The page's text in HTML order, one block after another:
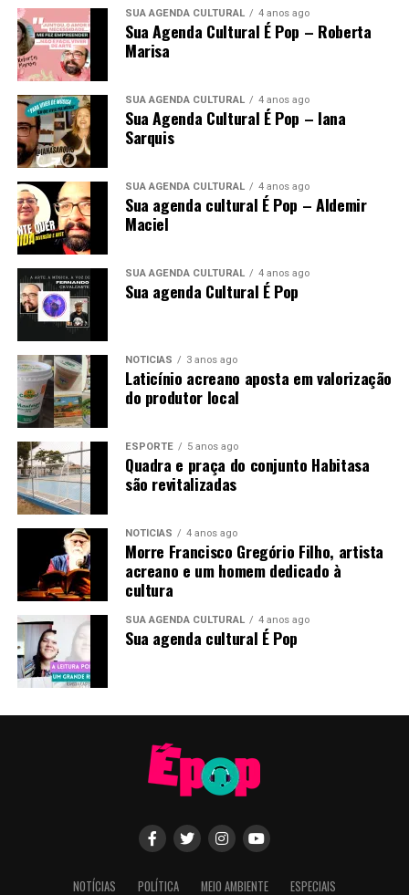
SUA AGENDA CULTURAL 4 anos ago
Sua Agenda Cultural É Pop – Roberta
Marisa
SUA AGENDA CULTURAL 4 anos ago
Sua Agenda Cultural É Pop – Iana
Sarquis
SUA AGENDA CULTURAL 4 anos ago
Sua agenda cultural É Pop – Aldemir
Maciel
SUA AGENDA CULTURAL 4 anos ago
Sua agenda Cultural É Pop
NOTÍCIAS 3 anos ago
Laticínio acreano aposta em valorização
do produtor local
ESPORTE 5 anos ago
Quadra e praça do conjunto Habitasa
são revitalizadas
NOTÍCIAS 4 anos ago
Morre Francisco Gregório Filho, artista
acreano e um homem dedicado à
cultura
SUA AGENDA CULTURAL 4 anos ago
Sua agenda cultural É Pop
NOTÍCIAS POLÍTICA MEIO AMBIENTE ESPECIAIS